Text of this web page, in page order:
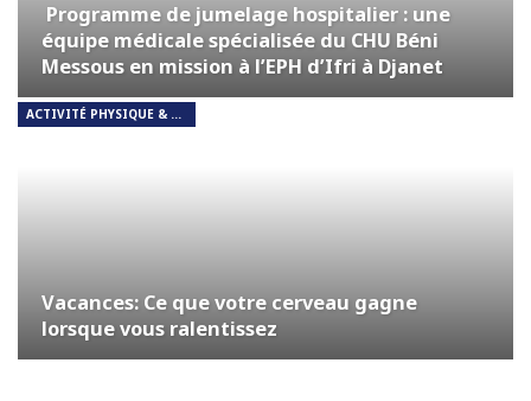
Programme de jumelage hospitalier : une
équipe médicale spécialisée du CHU Béni
Messous en mission à l’EPH d’Ifri à Djanet
ACTIVITÉ PHYSIQUE & RESPIRATION
Vacances: Ce que votre cerveau gagne
lorsque vous ralentissez